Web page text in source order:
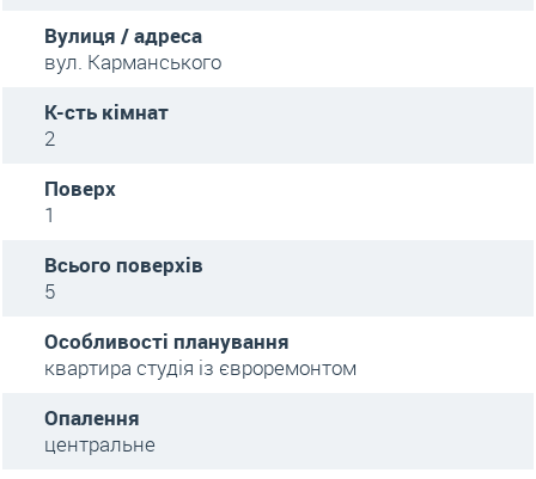
Вулиця / адреса
вул. Карманського
К-сть кімнат
2
Поверх
1
Всього поверхів
5
Особливості планування
квартира студія із євроремонтом
Опалення
центральне